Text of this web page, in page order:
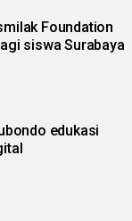
Foundation
siswa Surabaya
edukasi